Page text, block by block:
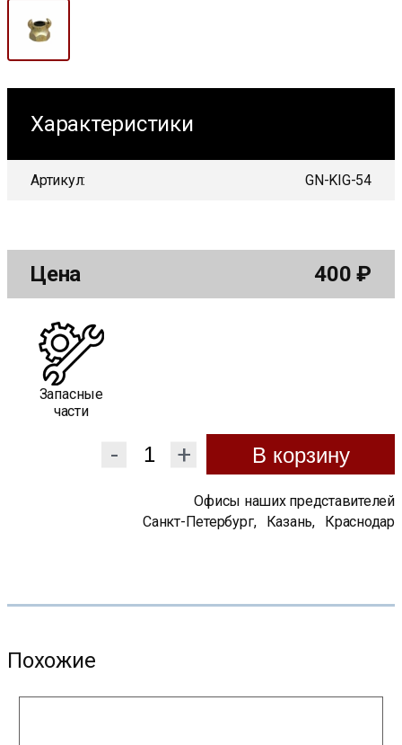
Характеристики
Артикул: GN-KIG-54
Цена 400₽
Запасные
части
- + В корзину
Офисы наших представителей
Санкт-Петербург, Казань, Краснодар
Похожие